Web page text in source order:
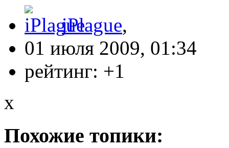
iPlague,
01 июля 2009, 01:34
рейтинг: +1
x
Похожие топики: